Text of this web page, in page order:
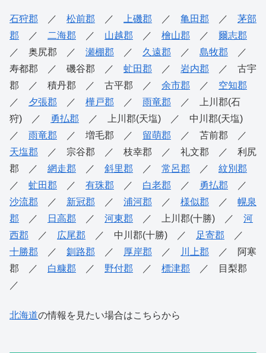
石狩郡 ／ 松前郡 ／ 上磯郡 ／ 亀田郡 ／ 茅部
郡 ／ 二海郡 ／ 山越郡 ／ 檜山郡 ／ 爾志郡
／ 奥尻郡 ／ 瀬棚郡 ／ 久遠郡 ／ 島牧郡 ／
寿都郡 ／ 磯谷郡 ／ 虻田郡 ／ 岩内郡 ／ 古宇
郡 ／ 積丹郡 ／ 古平郡 ／ 余市郡 ／ 空知郡
／ 夕張郡 ／ 樺戸郡 ／ 雨竜郡 ／ 上川郡(石
狩) ／
勇払郡 ／ 上川郡(天塩) ／ 中川郡(天塩)
／ 雨竜郡 ／ 増毛郡 ／ 留萌郡 ／ 苫前郡 ／
天塩郡 ／ 宗谷郡 ／ 枝幸郡 ／ 礼文郡 ／ 利尻
郡 ／ 網走郡 ／ 斜里郡 ／ 常呂郡 ／ 紋別郡
／ 虻田郡 ／ 有珠郡 ／ 白老郡 ／ 勇払郡 ／
沙流郡 ／ 新冠郡 ／ 浦河郡 ／ 様似郡 ／ 幌泉
郡 ／ 日高郡 ／ 河東郡 ／ 上川郡(十勝) ／ 河
西郡 ／ 広尾郡 ／ 中川郡(十勝) ／ 足寄郡 ／
十勝郡 ／ 釧路郡 ／ 厚岸郡 ／ 川上郡 ／ 阿寒
郡 ／ 白糠郡 ／ 野付郡 ／ 標津郡 ／ 目梨郡
／
北海道の情報を見たい場合はこちらから